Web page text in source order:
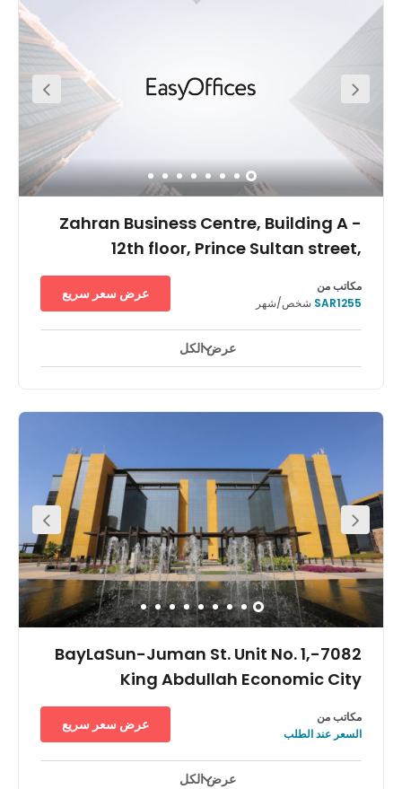
where people could socialise as well. The tower is located
on the main street which makes it very easy to get to from
any point of the city. In addition, there are lots of hotels
where your visiting contacts can stay. Your business will
surely benefit from the area's high footfall and popularity.
Zahran Business Centre, Building A -
12th floor, Prince Sultan street,
ساحات للاستراحة
الحكومية. ويوفر المبنى المرافق مثل صالات الألعاب الرياضية والمطاعم
الأسبوع. ويعتبر شارع الأمير سلطان قلب مدينة جدة كما أنه وجهة للعديد
من الشركات نظرًا لسهولة الوصول إليه. يقع مبنى آل زهران بالقرب من
المؤسسات الحكومية والبنوك والمراكز التجارية أيضًا
مكاتب من
SAR1255شخص/شهر
عرض سعر سريع
عرض الكل
7082-BayLaSun-Juman St. Unit No. 1,
King Abdullah Economic City
ساحات للاستراحة
مكاتب من
السعر عند الطلب
عرض سعر سريع
عرض الكل